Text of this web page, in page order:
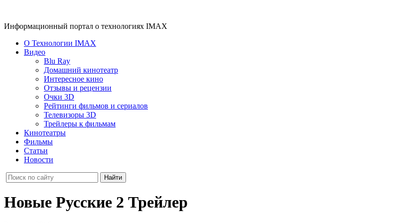
Информационный портал о технологиях IMAX
О Технологии IMAX
Видео
Blu Ray
Домашний кинотеатр
Интересное кино
Отзывы и рецензии
Очки 3D
Рейтинги фильмов и сериалов
Телевизоры 3D
Трейлеры к фильмам
Кинотеатры
Фильмы
Статьи
Новости
Новые Русские 2 Трейлер